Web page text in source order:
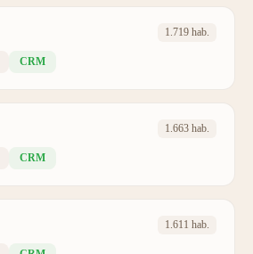
1.719 hab.
CRM
1.663 hab.
CRM
1.611 hab.